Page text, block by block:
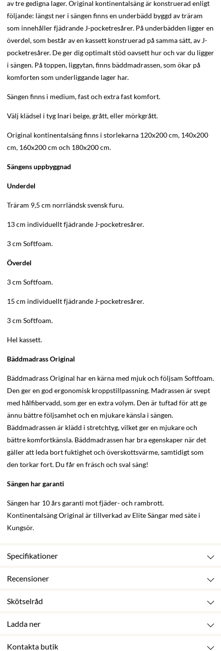
av tre gedigna lager. Original kontinentalsäng är konstruerad enligt
följande: längst ner i sängen finns en underbädd byggd av träram
som innehåller fjädrande J-pocketresårer. På underbädden ligger en
överdel, som består av en kassett konstruerad på samma sätt, av J-
pocketresårer. De ger dig optimalt stöd oavsett hur och var du ligger
i sängen. På toppen, liggytan, finns bäddmadrassen, som ökar på
komforten som underliggande lager har.
Sängen finns i medium, fast och extra fast komfort.
Välj klädsel i tyg Inari beige, grått, eller mörkgrått.
Original kontinentalsäng finns i storlekarna 120x200 cm, 140x200
cm, 160x200 cm och 180x200 cm.
Sängens uppbyggnad
Underdel
Träram 9,5 cm norrländsk svensk furu.
13 cm individuellt fjädrande J-pocketresårer.
3 cm Softfoam.
Överdel
3 cm Softfoam.
15 cm individuellt fjädrande J-pocketresårer.
3 cm Softfoam.
Hel kassett.
Bäddmadrass Original
Bäddmadrass Original har en kärna med mjuk och följsam Softfoam.
Den ger en god ergonomisk kroppstillpassning. Madrassen är svept
med hålfibervadd, som ger en extra volym. Den är tuftad för att ge
ännu bättre följsamhet och en mjukare känsla i sängen.
Bäddmadrassen är klädd i stretchtyg, vilket ger en mjukare och
bättre komfortkänsla. Bäddmadrassen har bra egenskaper när det
gäller att leda bort fuktighet och överskottsvärme, samtidigt som
den torkar fort. Du får en fräsch och sval säng!
Sängen har garanti
Sängen har 10 års garanti mot fjäder- och rambrott.
Kontinentalsäng Original är tillverkad av Elite Sängar med säte i
Kungsör.
Specifikationer
Recensioner
Skötselråd
Ladda ner
Kontakta butik